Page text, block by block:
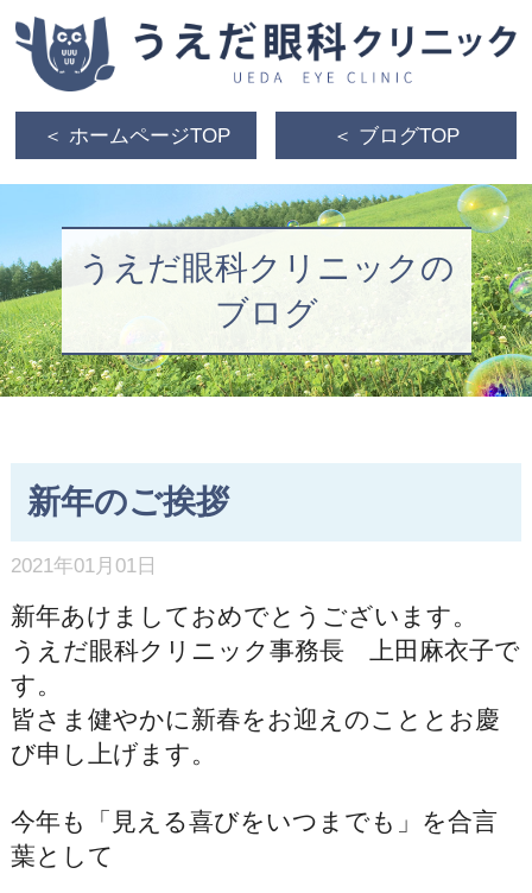
＜ ホームページTOP ＜ ブログTOP
うえだ眼科クリニックの
ブログ
新年のご挨拶
2021年01月01日
新年あけましておめでとうございます。
うえだ眼科クリニック事務長 上田麻衣子で
す。
皆さま健やかに新春をお迎えのこととお慶
び申し上げます。
今年も「見える喜びをいつまでも」を合言
葉として